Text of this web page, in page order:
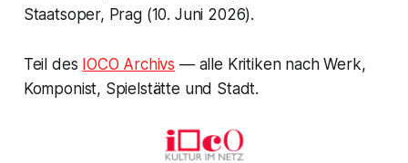
Staatsoper, Prag (10. Juni 2026).
Teil des IOCO Archivs — alle Kritiken nach Werk,
Komponist, Spielstätte und Stadt.